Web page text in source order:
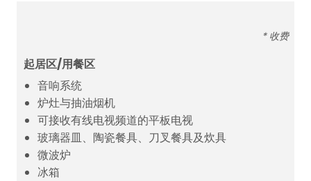
* 收费
起居区/用餐区
音响系统
炉灶与抽油烟机
可接收有线电视频道的平板电视
玻璃器皿、陶瓷餐具、刀叉餐具及炊具
微波炉
冰箱